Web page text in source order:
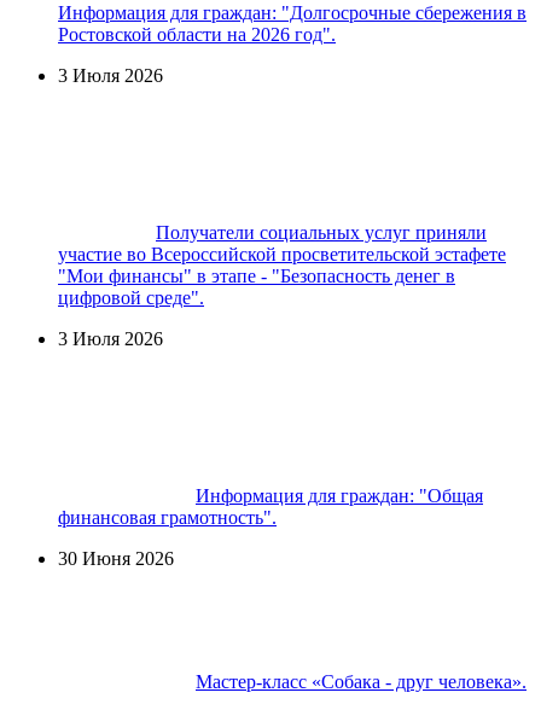
Информация для граждан: "Долгосрочные сбережения в
Ростовской области на 2026 год".
3 Июля 2026
Получатели социальных услуг приняли
участие во Всероссийской просветительской эстафете
"Мои финансы" в этапе - "Безопасность денег в
цифровой среде".
3 Июля 2026
Информация для граждан: "Общая
финансовая грамотность".
30 Июня 2026
Мастер-класс «Собака - друг человека».